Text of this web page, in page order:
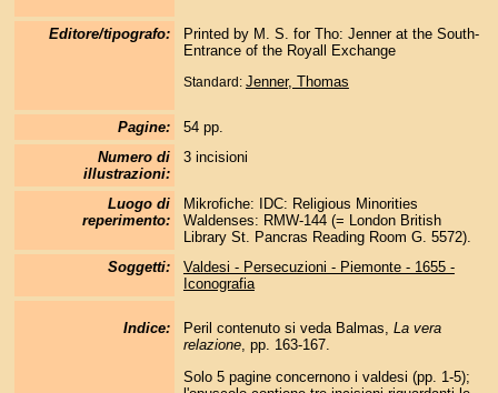
Editore/tipografo:
Printed by M. S. for Tho: Jenner at the South-
Entrance of the Royall Exchange
Standard: Jenner, Thomas
Pagine:
54 pp.
Numero di
illustrazioni:
3 incisioni
Luogo di
reperimento:
Mikrofiche: IDC: Religious Minorities
Waldenses: RMW-144 (= London British
Library St. Pancras Reading Room G. 5572).
Soggetti:
Valdesi - Persecuzioni - Piemonte - 1655 -
Iconografia
Indice: Peril contenuto si veda Balmas, La vera
relazione, pp. 163-167.
Solo 5 pagine concernono i valdesi (pp. 1-5);